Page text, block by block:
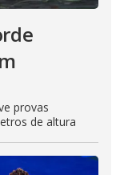
provas
de altura